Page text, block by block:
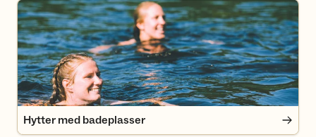
Hytter med badeplasser
Hytter med badeplasser